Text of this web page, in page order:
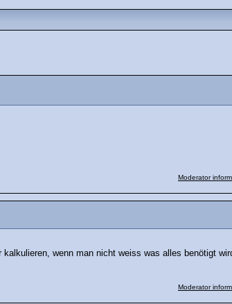
Moderator
wenn man nicht weiss was alles benötigt
Moderator